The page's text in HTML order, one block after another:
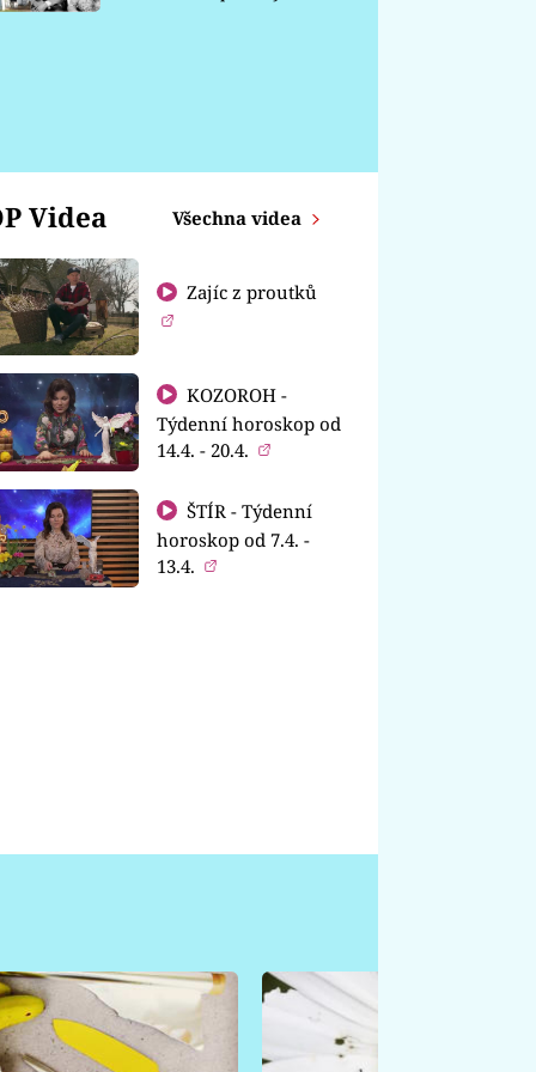
Videa Všechna videa
Zajíc z proutků
KOZOROH -
Týdenní horoskop od
14.4. - 20.4.
ŠTÍR - Týdenní
horoskop od 7.4. -
13.4.